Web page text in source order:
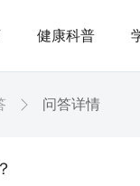
健康科普
问答详情